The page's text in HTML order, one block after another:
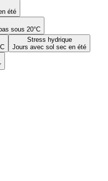
été
sous 20°C
Stress hydrique
Jours avec sol sec en été